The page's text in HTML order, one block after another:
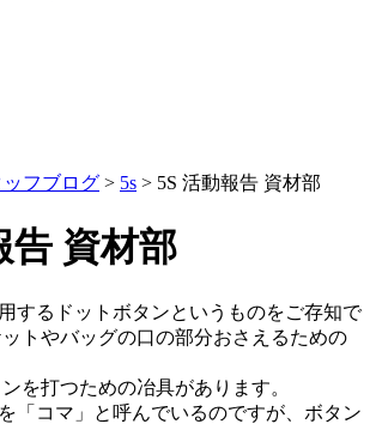
ッフブログ > 5s > 5S 活動報告 資材部
告 資材部
するドットボタンというものをご存知で
トやバッグの口の部分おさえるための
を打つための冶具があります。
「コマ」と呼んでいるのですが、ボタン